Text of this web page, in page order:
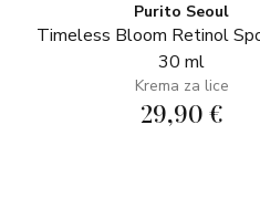
Purito Seoul
Timeless Bloom Retinol
30 ml
Krema za lice
29,90 €